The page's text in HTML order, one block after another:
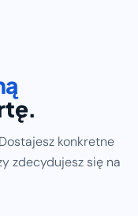
konkretne
zdecydujesz się na